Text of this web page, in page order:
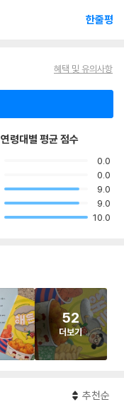
한줄평
혜택 및 유의사항
연령대별 평균 점수
0.0
0.0
9.0
9.0
10.0
52
더보기
추천순